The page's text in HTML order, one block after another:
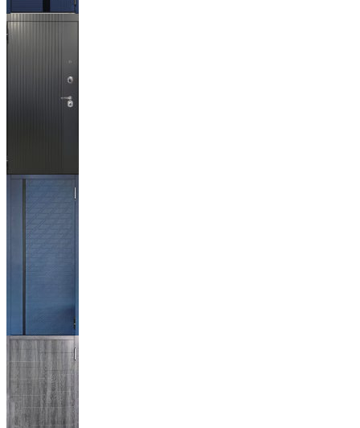
Бистури
фортеза
Тори
синий
софт